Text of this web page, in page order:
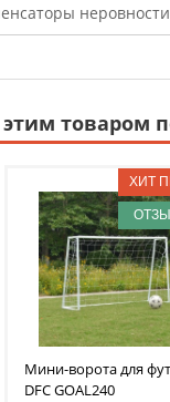
этим товаром
Мини-ворота для
DFCGOAL240